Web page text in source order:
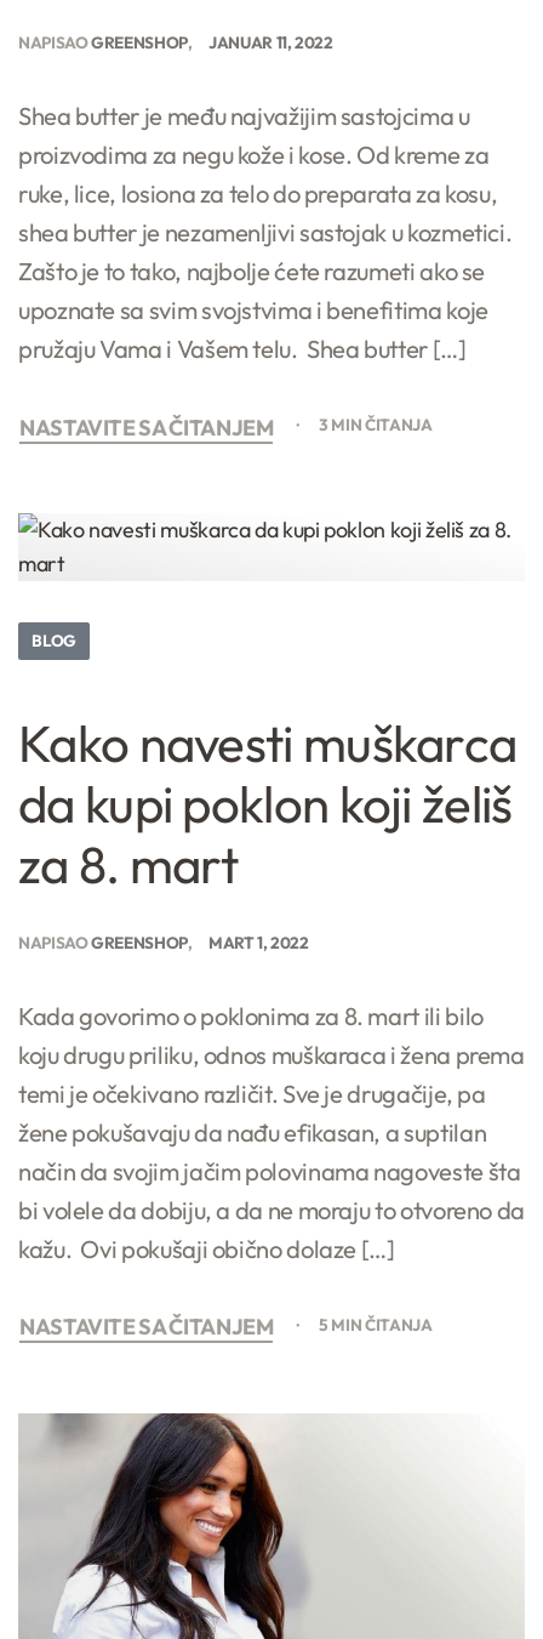
NAPISAOGREENSHOP JANUAR 11, 2022
Shea butter je među najvažijim sastojcima u
proizvodima za negu kože i kose. Od kreme za
ruke, lice, losiona za telo do preparata za kosu,
shea butter je nezamenljivi sastojak u kozmetici.
Zašto je to tako, najbolje ćete razumeti ako se
upoznate sa svim svojstvima i benefitima koje
pružaju Vama i Vašem telu. Shea butter […]
NASTAVITE SA ČITANJEM 3 MIN ČITANJA
BLOG
Kako navesti muškarca
da kupi poklon koji želiš
za 8. mart
NAPISAOGREENSHOP MART 1, 2022
Kada govorimo o poklonima za 8. mart ili bilo
koju drugu priliku, odnos muškaraca i žena prema
temi je očekivano različit. Sve je drugačije, pa
žene pokušavaju da nađu efikasan, a suptilan
način da svojim jačim polovinama nagoveste šta
bi volele da dobiju, a da ne moraju to otvoreno da
kažu. Ovi pokušaji obično dolaze […]
NASTAVITE SA ČITANJEM 5 MIN ČITANJA